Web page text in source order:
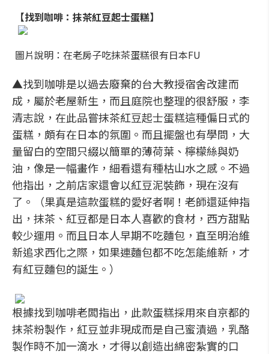
【找到咖啡：抹茶紅豆起士蛋糕】
圖片說明：在老房子吃抹茶蛋糕很有日本FU
▲找到咖啡是以過去廢棄的台大教授宿舍改建而
成，屬於老屋新生，而且庭院也整理的很舒服，李
清志說，在此品嘗抹茶紅豆起士蛋糕這種偏日式的
蛋糕，頗有在日本的氛圍。而且擺盤也有學問，大
量留白的空間只綴以簡單的薄荷葉、檸檬絲與奶
油，像是一幅畫作，細看還有種枯山水之感。不過
他指出，之前店家還會以紅豆泥裝飾，現在沒有
了。（果真是這款蛋糕的愛好者啊！老師還延伸指
出，抹茶、紅豆都是日本人喜歡的食材，西方甜點
較少運用。而且日本人早期不吃麵包，直至明治維
新追求西化之際，如果連麵包都不吃怎能維新，才
有紅豆麵包的誕生。）
根據找到咖啡老闆指出，此款蛋糕採用來自京都的
抹茶粉製作，紅豆並非現成而是自己蜜漬過，乳酪
製作時不加一滴水，才得以創造出綿密紮實的口